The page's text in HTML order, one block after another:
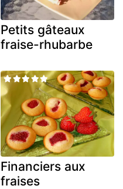
Petits gâteaux
fraise-rhubarbe
Financiers aux
fraises